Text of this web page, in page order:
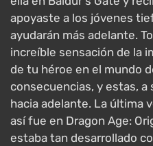
apoyaste a los jóvenes
ayudarán más adelante.
increíble sensación de la
de tu héroe en el mundo
consecuencias, y estas,
hacia adelante. La última
así fue en Dragon Age:
estaba tan desarrollado